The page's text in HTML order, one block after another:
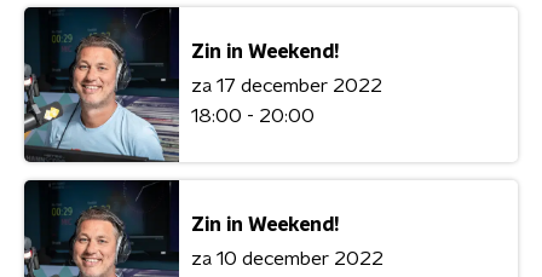
Zin in Weekend!
za 17 december 2022
18:00 - 20:00
Zin in Weekend!
za 10 december 2022